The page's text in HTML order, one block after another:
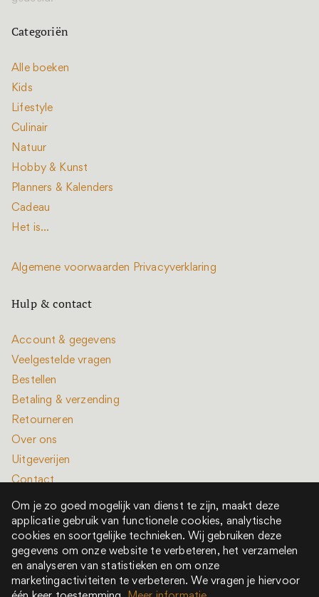
Categoriën
Alle boeken
Kids
Lifestyle
Culinair
Natuur
Hobby & Kunst
Planners & Kalenders
Cadeau
Het is...
Algemene voorwaarden Privacyverklaring
Hulp & contact
Account & gegevens
Veelgestelde vragen
Bestellen
Betaling & verzending
Retourneren
Over ons
Uitgeverijen
Contact
Alle rechten voorbehouden © 2022 - 2026
Het is een boek is onderdeel van New Book Collective
Om je zo goed mogelijk van dienst te zijn, maakt deze
applicatie gebruik van functionele cookies, analytische
cookies en soortgelijke technieken. Wij gebruiken deze
gegevens om onze website te verbeteren, het verzamelen
en analyseren van statistieken en om onze
marketingactiviteiten te verbeteren. We vragen je hiervoor